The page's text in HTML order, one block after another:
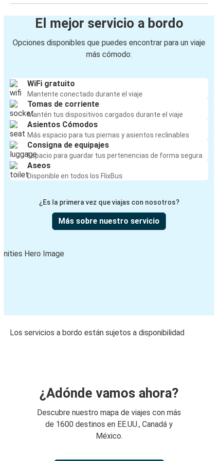
El mejor servicio a bordo
Opciones disponibles que puedes encontrar para un viaje
más cómodo:
WiFi gratuito
Mantente conectado durante el viaje
Tomas de corriente
Mantén tus dispositivos cargados durante el viaje
Asientos Cómodos
Más espacio para tus piernas y asientos reclinables
Consigna de equipajes
Espacio para guardar tus pertenencias de forma segura
Aseos
Disponible en todos los FlixBus
¿Es la primera vez que viajas con nosotros?
Más sobre nuestro servicio
Los servicios a bordo están sujetos a disponibilidad
¿Adónde vamos ahora?
Descubre nuestro mapa de viajes con más
de 1600 destinos en EE.UU., Canadá y
México.